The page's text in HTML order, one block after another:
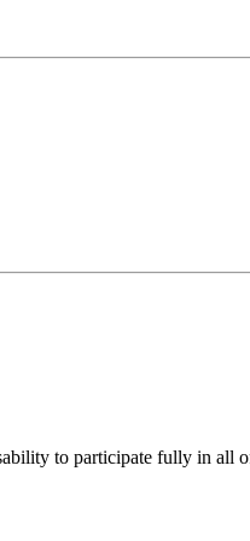
to participate fully in all